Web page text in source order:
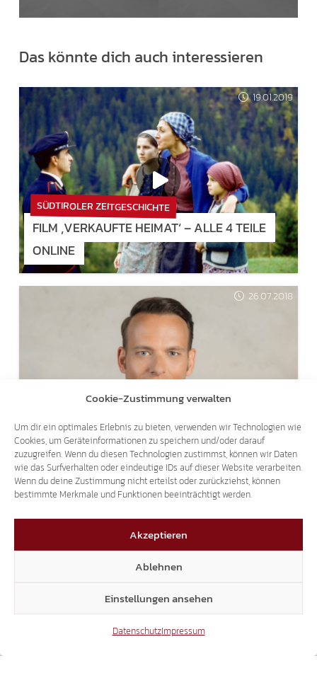
Cookie-Zustimmung verwalten
Um dir ein optimales Erlebnis zu bieten, verwenden wir Technologien wie
Cookies, um Geräteinformationen zu speichern und/oder darauf
zuzugreifen. Wenn du diesen Technologien zustimmst, können wir Daten
wie das Surfverhalten oder eindeutige IDs auf dieser Website verarbeiten.
Wenn du deine Zustimmung nicht erteilst oder zurückziehst, können
bestimmte Merkmale und Funktionen beeinträchtigt werden.
Akzeptieren
Ablehnen
Einstellungen ansehen
DatenschutzImpressum
Das könnte dich auch interessieren
19.01.2019
SÜDTIROLER ZEITGESCHICHTE
FILM ‚VERKAUFTE HEIMAT‘ – ALLE 4 TEILE
ONLINE
26.07.2018
TRANSIT-TERROR
2.000 LKW PRO TAG SIND REINER
UMWEGVERKEHR.
26.07.2018
THEMA DOPPELPASS